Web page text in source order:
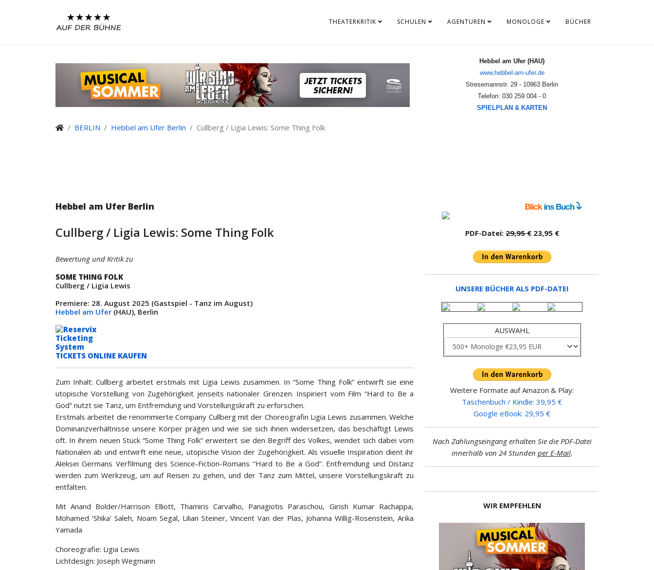
THEATERKRITIK SCHULEN AGENTUREN MONOLOGE BÜCHER
www.hebbel-am-ufer.de
Stresemannstr. 29 - 10963 Berlin
Telefon: 030 259 004 - 0
SPIELPLAN & KARTEN
BERLIN Hebbel am Ufer Berlin Cullberg / Ligia Lewis: Some Thing Folk
Hebbel am Ufer Berlin
Cullberg / Ligia Lewis: Some Thing Folk
Bewertung und Kritik zu
SOME THING FOLK
Cullberg / Ligia Lewis
Premiere: 28. August 2025 (Gastspiel - Tanz im August)
Hebbel am Ufer (HAU), Berlin
TICKETS ONLINE KAUFEN
Zum Inhalt: Cullberg arbeitet erstmals mit Ligia Lewis zusammen. In “Some Thing Folk” entwirft sie eine
utopische Vorstellung von Zugehörigkeit jenseits nationaler Grenzen. Inspiriert vom Film “Hard to Be a
God” nutzt sie Tanz, um Entfremdung und Vorstellungskraft zu erforschen.
Erstmals arbeitet die renommierte Company Cullberg mit der Choreografin Ligia Lewis zusammen. Welche
Dominanzverhältnisse unsere Körper prägen und wie sie sich ihnen widersetzen, das beschäftigt Lewis
oft. In ihrem neuen Stück “Some Thing Folk” erweitert sie den Begriff des Volkes, wendet sich dabei vom
Nationalen ab und entwirft eine neue, utopische Vision der Zugehörigkeit. Als visuelle Inspiration dient ihr
Aleksei Germans Verfilmung des Science-Fiction-Romans “Hard to Be a God”. Entfremdung und Distanz
werden zum Werkzeug, um auf Reisen zu gehen, und der Tanz zum Mittel, unsere Vorstellungskraft zu
entfalten.
Mit Anand Bolder/Harrison Elliott, Thamiris Carvalho, Panagiotis Paraschou, Girish Kumar Rachappa,
Mohamed ‘Shika’ Saleh, Noam Segal, Lilian Steiner, Vincent Van der Plas, Johanna Willig-Rosenstein, Arika
Yamada
Choreografie: Ligia Lewis
Lichtdesign: Joseph Wegmann
PDF-Datei:29,95 €23,95 €
UNSERE BÜCHER ALS PDF-DATEI
AUSWAHL
Weitere Formate auf Amazon & Play:
Taschenbuch / Kindle: 39,95 €
Google eBook: 29,95 €
Nach Zahlungseingang erhalten Sie die PDF-Datei
innerhalb von 24 Stunden per E-Mail.
WIR EMPFEHLEN